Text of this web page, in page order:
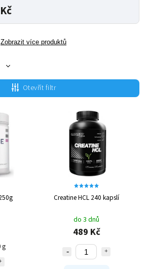
Zobrazit více produktů
Otevřít filtr
g
Creatine HCL 240 kapslí
do 3 dnů
489 Kč